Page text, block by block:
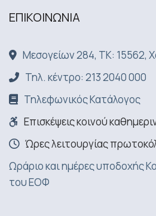
ΕΠΙΚΟΙΝΩΝΙA
Μεσογείων 284, ΤΚ: 15562,
Τηλ. κέντρο: 213 2040 000
Τηλεφωνικός Κατάλογος
Επισκέψεις κοινού
Ώρες λειτουργίας
Ωράριο και ημέρες υποδοχής
του ΕΟΦ